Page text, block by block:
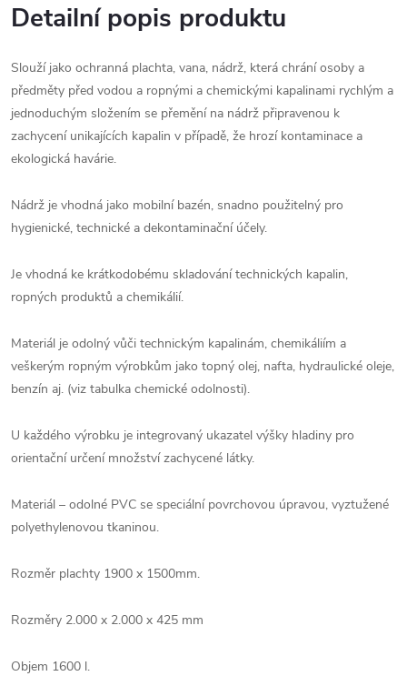
Detailní popis produktu
Slouží jako ochranná plachta, vana, nádrž, která chrání osoby a
předměty před vodou a ropnými a chemickými kapalinami rychlým a
jednoduchým složením se přemění na nádrž připravenou k
zachycení unikajících kapalin v případě, že hrozí kontaminace a
ekologická havárie.
Nádrž je vhodná jako mobilní bazén, snadno použitelný pro
hygienické, technické a dekontaminační účely.
Je vhodná ke krátkodobému skladování technických kapalin,
ropných produktů a chemikálií.
Materiál je odolný vůči technickým kapalinám, chemikáliím a
veškerým ropným výrobkům jako topný olej, nafta, hydraulické oleje,
benzín aj. (viz tabulka chemické odolnosti).
U každého výrobku je integrovaný ukazatel výšky hladiny pro
orientační určení množství zachycené látky.
Materiál – odolné PVC se speciální povrchovou úpravou, vyztužené
polyethylenovou tkaninou.
Rozměr plachty 1900 x 1500mm.
Rozměry 2.000 x 2.000 x 425 mm
Objem 1600 l.